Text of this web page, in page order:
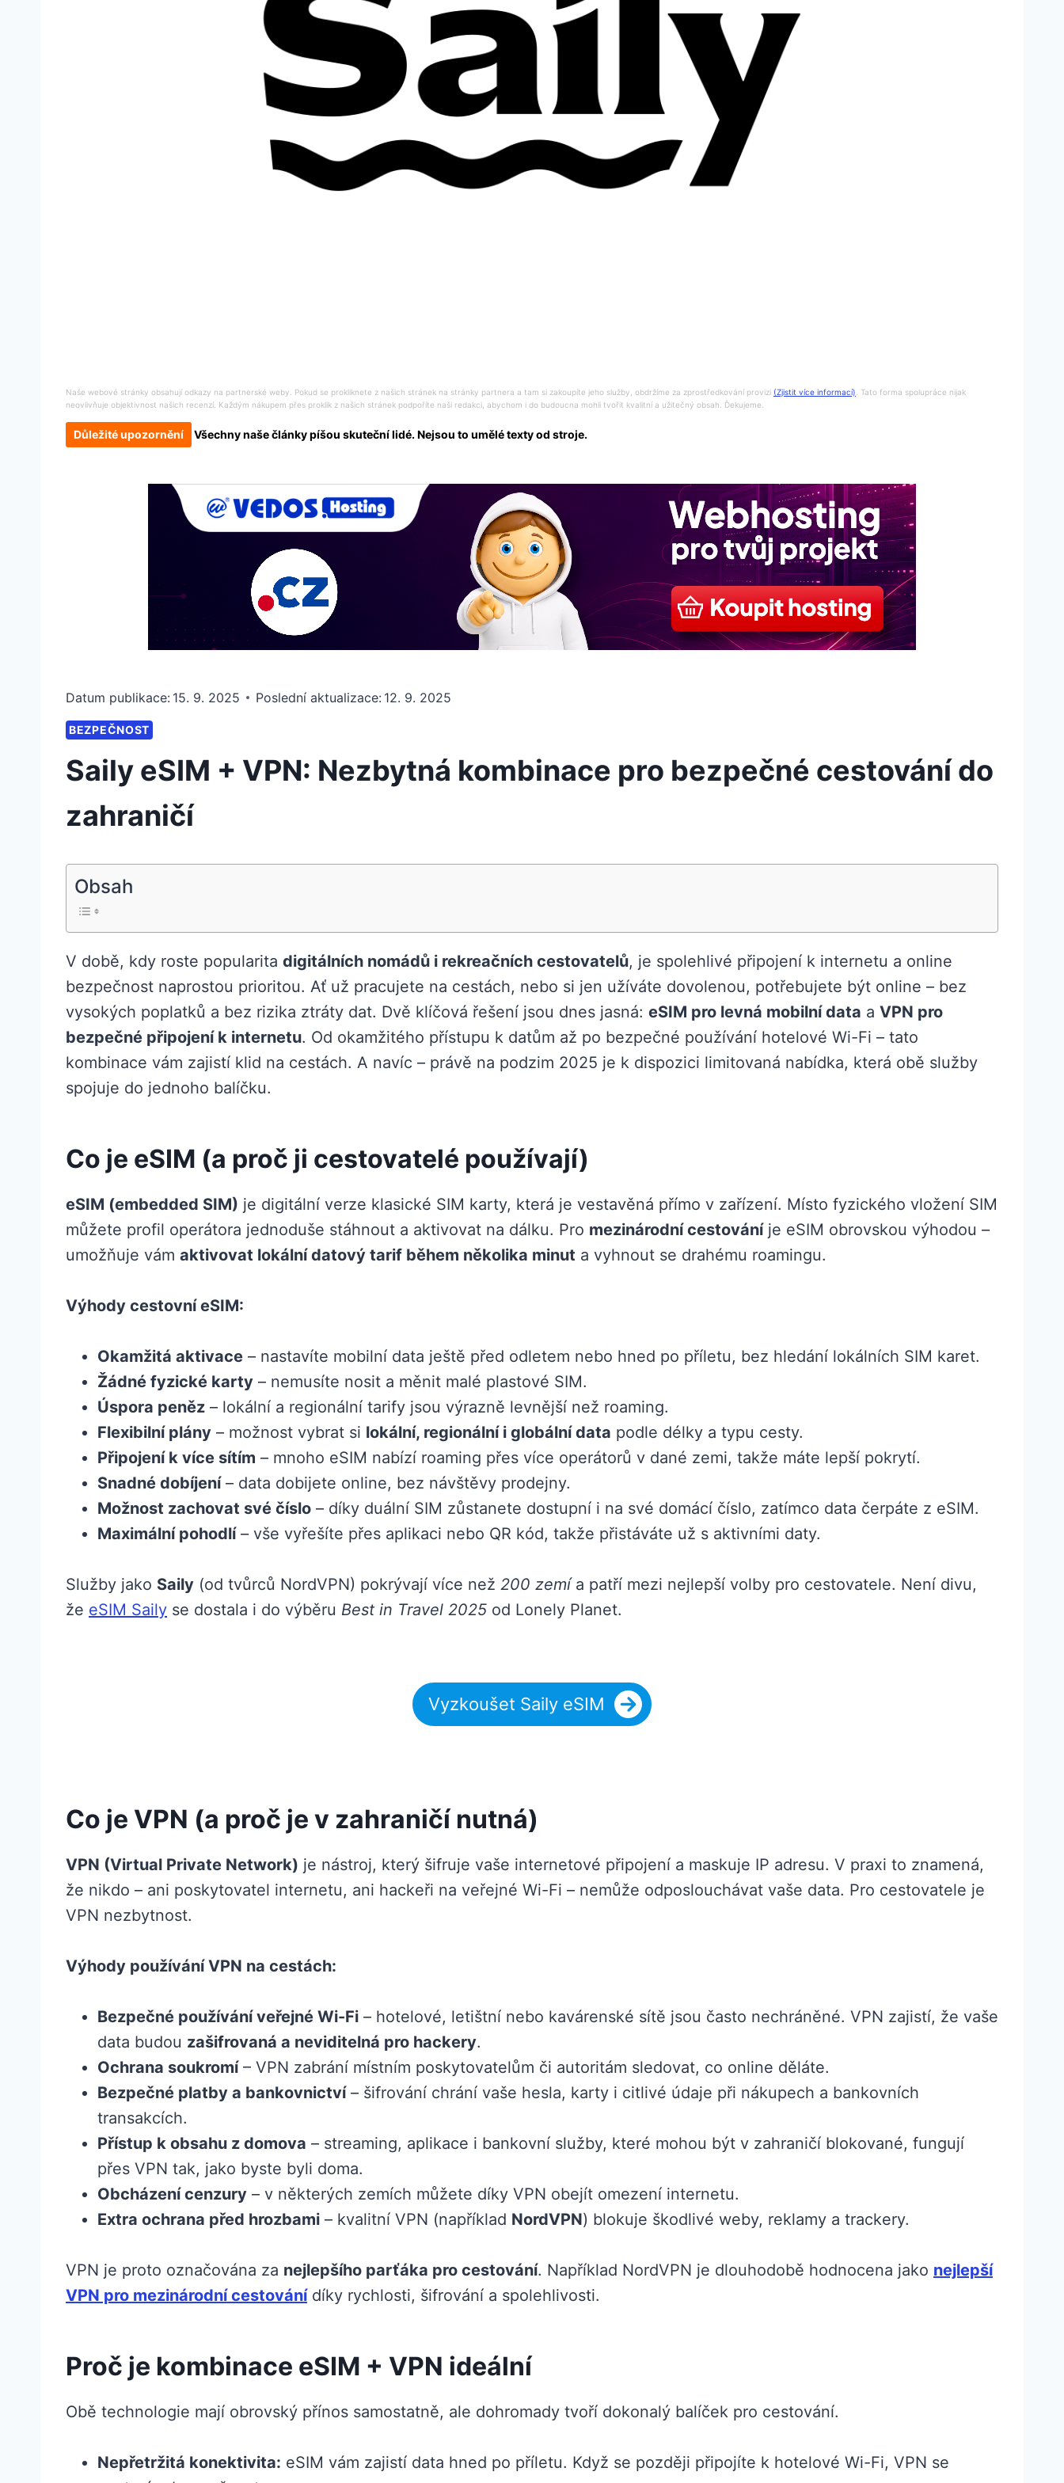
Naše webové stránky obsahují odkazy na partnerské weby. Pokud se prokliknete z našich stránek na stránky partnera a tam si zakoupíte jeho služby, obdržíme za zprostředkování provizi (Zjistit více informací) . Tato forma spolupráce nijak
neovlivňuje objektivnost našich recenzí. Každým nákupem přes proklik z našich stránek podpoříte naši redakci, abychom i do budoucna mohli tvořit kvalitní a užitečný obsah. Ďekujeme.
Důležité upozornění Všechny naše články píšou skuteční lidé. Nejsou to umělé texty od stroje.
Datum publikace: 15. 9. 2025 Poslední aktualizace: 12. 9. 2025
BEZPEČNOST
Saily eSIM + VPN: Nezbytná kombinace pro bezpečné cestování do
zahraničí
Obsah
V době, kdy roste popularita digitálních nomádů i rekreačních cestovatelů, je spolehlivé připojení k internetu a online
bezpečnost naprostou prioritou. Ať už pracujete na cestách, nebo si jen užíváte dovolenou, potřebujete být online – bez
vysokých poplatků a bez rizika ztráty dat. Dvě klíčová řešení jsou dnes jasná: eSIM pro levná mobilní data a VPN pro
bezpečné připojení k internetu. Od okamžitého přístupu k datům až po bezpečné používání hotelové Wi-Fi – tato
kombinace vám zajistí klid na cestách. A navíc – právě na podzim 2025 je k dispozici limitovaná nabídka, která obě služby
spojuje do jednoho balíčku.
Co je eSIM (a proč ji cestovatelé používají)
eSIM (embedded SIM) je digitální verze klasické SIM karty, která je vestavěná přímo v zařízení. Místo fyzického vložení SIM
můžete profil operátora jednoduše stáhnout a aktivovat na dálku. Pro mezinárodní cestováníje eSIM obrovskou výhodou –
umožňuje vám aktivovat lokální datový tarif během několika minut a vyhnout se drahému roamingu.
Výhody cestovní eSIM:
Okamžitá aktivace – nastavíte mobilní data ještě před odletem nebo hned po příletu, bez hledání lokálních SIM karet.
Žádné fyzické karty – nemusíte nosit a měnit malé plastové SIM.
Úspora peněz – lokální a regionální tarify jsou výrazně levnější než roaming.
Flexibilní plány – možnost vybrat si lokální, regionální i globální data podle délky a typu cesty.
Připojení k více sítím – mnoho eSIM nabízí roaming přes více operátorů v dané zemi, takže máte lepší pokrytí.
Snadné dobíjení– data dobijete online, bez návštěvy prodejny.
Možnost zachovat své číslo – díky duální SIM zůstanete dostupní i na své domácí číslo, zatímco data čerpáte z eSIM.
Maximální pohodlí– vše vyřešíte přes aplikaci nebo QR kód, takže přistáváte už s aktivními daty.
Služby jako Saily (od tvůrců NordVPN) pokrývají více než 200 zemía patří mezi nejlepší volby pro cestovatele. Není divu,
že eSIM Saily se dostala i do výběru Best in Travel 2025 od Lonely Planet.
Vyzkoušet Saily eSIM
Co je VPN (a proč je v zahraničí nutná)
VPN (Virtual Private Network) je nástroj, který šifruje vaše internetové připojení a maskuje IP adresu. V praxi to znamená,
že nikdo – ani poskytovatel internetu, ani hackeři na veřejné Wi-Fi – nemůže odposlouchávat vaše data. Pro cestovatele je
VPN nezbytnost.
Výhody používání VPN na cestách:
Bezpečné používání veřejné Wi-Fi – hotelové, letištní nebo kavárenské sítě jsou často nechráněné. VPN zajistí, že vaše
data budou zašifrovaná a neviditelná pro hackery.
Ochrana soukromí– VPN zabrání místním poskytovatelům či autoritám sledovat, co online děláte.
Bezpečné platby a bankovnictví– šifrování chrání vaše hesla, karty i citlivé údaje při nákupech a bankovních
transakcích.
Přístup k obsahu z domova – streaming, aplikace i bankovní služby, které mohou být v zahraničí blokované, fungují
přes VPN tak, jako byste byli doma.
Obcházení cenzury – v některých zemích můžete díky VPN obejít omezení internetu.
Extra ochrana před hrozbami – kvalitní VPN (například NordVPN) blokuje škodlivé weby, reklamy a trackery.
VPN je proto označována za nejlepšího parťáka pro cestování. Například NordVPN je dlouhodobě hodnocena jako nejlepší
VPN pro mezinárodní cestovánídíky rychlosti, šifrování a spolehlivosti.
Proč je kombinace eSIM + VPN ideální
Obě technologie mají obrovský přínos samostatně, ale dohromady tvoří dokonalý balíček pro cestování.
Nepřetržitá konektivita: eSIM vám zajistí data hned po příletu. Když se později připojíte k hotelové Wi-Fi, VPN se